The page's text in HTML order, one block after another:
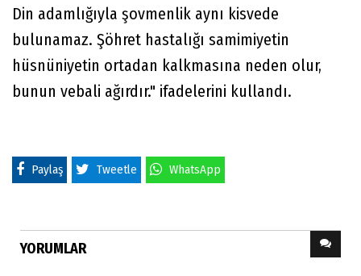
Din adamlığıyla şovmenlik aynı kisvede
bulunamaz. Şöhret hastalığı samimiyetin
hüsnüniyetin ortadan kalkmasına neden olur,
bunun vebali ağırdır." ifadelerini kullandı.
Paylaş Tweetle WhatsApp
YORUMLAR